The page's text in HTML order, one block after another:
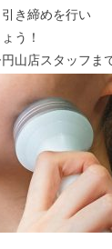
き締めを行い
う！
山店スタッフま